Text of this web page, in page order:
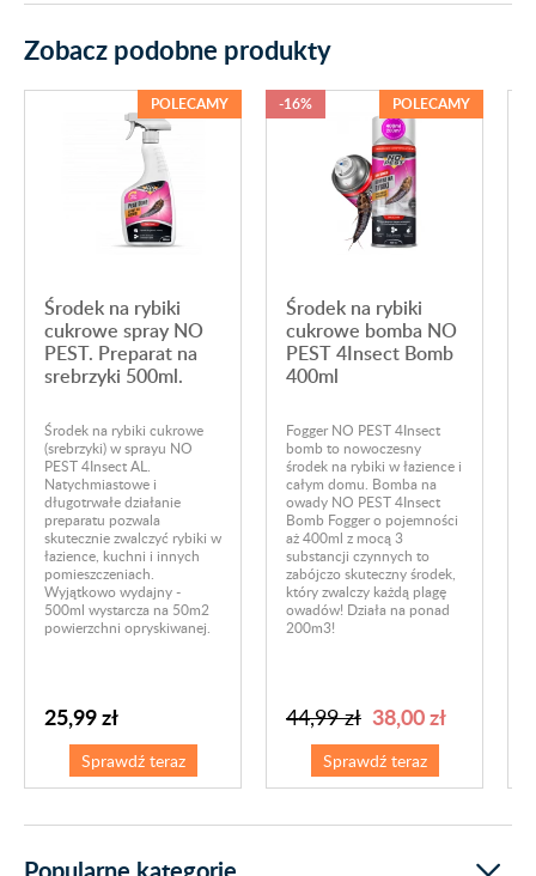
Zobacz podobne produkty
Środek na rybiki
cukrowe spray NO
PEST. Preparat na
srebrzyki 500ml.
POLECAMY
Środek na rybiki cukrowe
(srebrzyki) w sprayu NO
PEST 4Insect AL.
Natychmiastowe i
długotrwałe działanie
preparatu pozwala
skutecznie zwalczyć rybiki w
łazience, kuchni i innych
pomieszczeniach.
Wyjątkowo wydajny -
500ml wystarcza na 50m2
powierzchni opryskiwanej.
25,99 zł
Sprawdź teraz
Środek na rybiki
cukrowe bomba NO
PEST 4Insect Bomb
400ml
-16% POLECAMY
Fogger NO PEST 4Insect
bomb to nowoczesny
środek na rybiki w łazience i
całym domu. Bomba na
owady NO PEST 4Insect
Bomb Fogger o pojemności
aż 400ml z mocą 3
substancji czynnych to
zabójczo skuteczny środek,
który zwalczy każdą plagę
owadów! Działa na ponad
200m3!
44,99 zł 38,00 zł
Sprawdź teraz